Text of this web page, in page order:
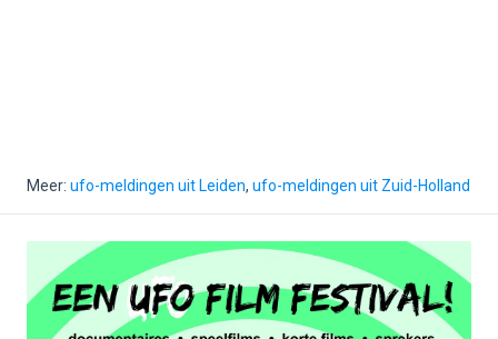
Meer: ufo-meldingen uit Leiden, ufo-meldingen uit Zuid-Holland